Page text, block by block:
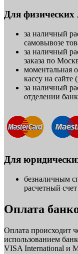
Для физических
за наличный
самовывозе
за наличный
заказа по
моментальная
кассу на сайте
за наличный
отделении
Для
безналичным
расчетный
Оплата
Оплата
использованием
VISA International и